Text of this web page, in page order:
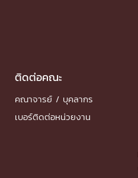
ติดต่อคณะ
คณาจารย์ / บุคลากร
เบอร์ติดต่อหน่วยงาน